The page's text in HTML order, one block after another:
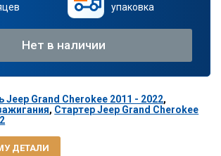
упаковка
Нет в наличии
Jeep Grand Cherokee 2011 - 2022,
, Стартер Jeep Grand Cherokee
ДЕТАЛИ